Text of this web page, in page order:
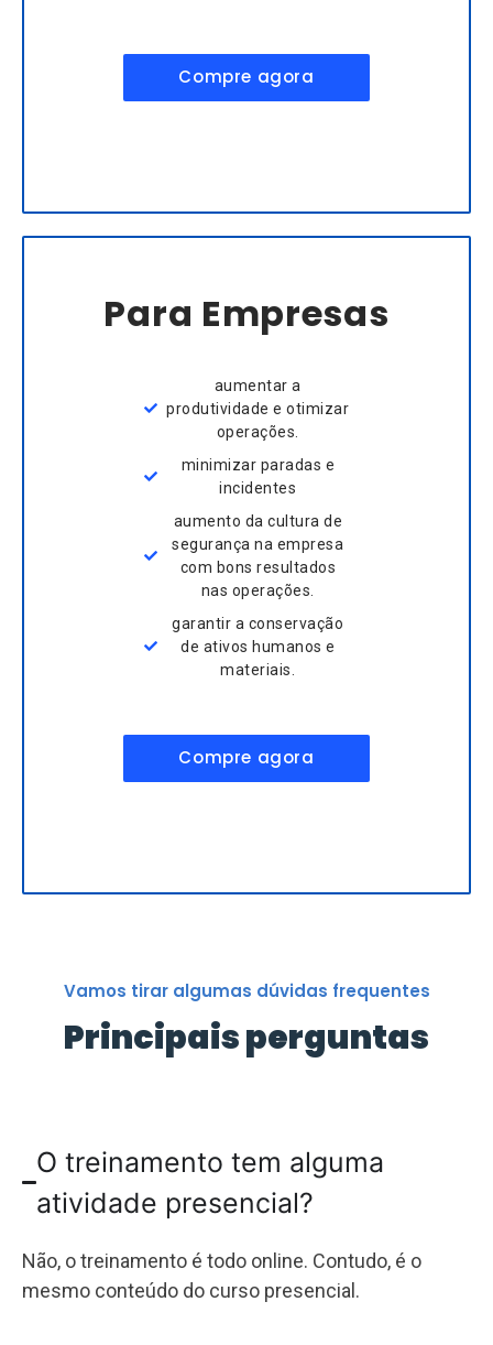
Compre agora
Para Empresas
aumentar a
produtividade e otimizar
operações.
minimizar paradas e
incidentes
aumento da cultura de
segurança na empresa
com bons resultados
nas operações.
garantir a conservação
de ativos humanos e
materiais.
Compre agora
Vamos tirar algumas dúvidas frequentes
Principais perguntas
O treinamento tem alguma
atividade presencial?
Não, o treinamento é todo online. Contudo, é o
mesmo conteúdo do curso presencial.